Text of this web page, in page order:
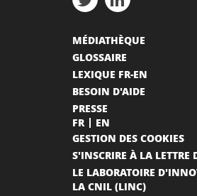
MÉDIATHÈQUE
GLOSSAIRE
LEXIQUE FR-EN
BESOIN D'AIDE
PRESSE
FR
EN
GESTION DES COOKIES
S'INSCRIRE À LA
LE LABORATOIRE
LA CNIL (LINC)